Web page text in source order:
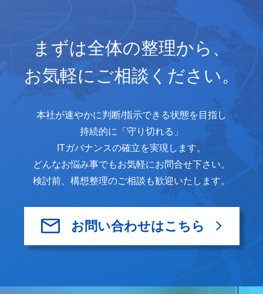
まずは全体の整理から、
お気軽にご相談ください。
本社が速やかに判断/指示できる状態を目指し
持続的に
「守り切れる」
ITガバナンスの確立を実現します。
どんなお悩み事でもお気軽にお問合せ下さい。
検討前、構想整理のご相談も歓迎いたします。
お問い合わせはこちら